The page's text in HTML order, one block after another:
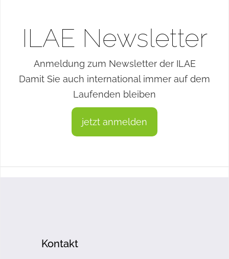
ILAE Newsletter
Anmeldung zum Newsletter der ILAE
Damit Sie auch international immer auf dem
Laufenden bleiben
jetzt anmelden
Kontakt